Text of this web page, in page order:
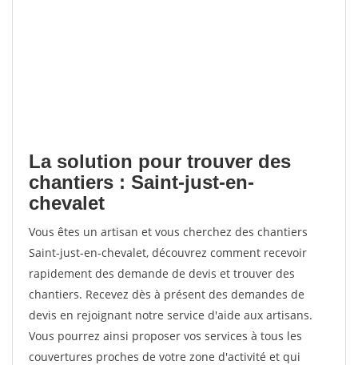
La solution pour trouver des
chantiers : Saint-just-en-
chevalet
Vous êtes un artisan et vous cherchez des chantiers
Saint-just-en-chevalet, découvrez comment recevoir
rapidement des demande de devis et trouver des
chantiers. Recevez dès à présent des demandes de
devis en rejoignant notre service d'aide aux artisans.
Vous pourrez ainsi proposer vos services à tous les
couvertures proches de votre zone d'activité et qui